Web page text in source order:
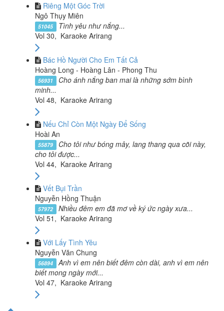
Riêng Một Góc Trời
Ngô Thụy Miên
51045 Tình yêu như nắng...
Vol 30, Karaoke Arirang
Bác Hồ Người Cho Em Tất Cả
Hoàng Long - Hoàng Lân - Phong Thu
56931 Cho ánh nắng ban mai là những sớm bình
minh...
Vol 48, Karaoke Arirang
Nếu Chỉ Còn Một Ngày Để Sống
Hoài An
55879 Cho tôi như bóng mây, lang thang qua cõi này,
cho tôi được...
Vol 44, Karaoke Arirang
Vết Bụi Trần
Nguyễn Hồng Thuận
57972 Nhiều đêm em đã mơ về ký ức ngày xưa...
Vol 51, Karaoke Arirang
Với Lấy Tình Yêu
Nguyễn Văn Chung
56894 Anh vì em nên biết đêm còn dài, anh vì em nên
biết mong ngày mới...
Vol 47, Karaoke Arirang